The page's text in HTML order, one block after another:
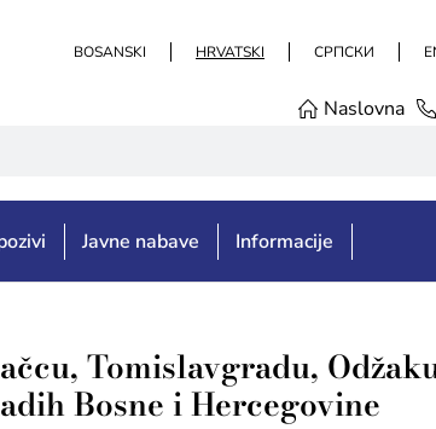
BOSANSKI HRVATSKI СРПСКИ
Naslovna
Javne nabave Informacije
Tomislavgradu,
Bosne i Hercegovine